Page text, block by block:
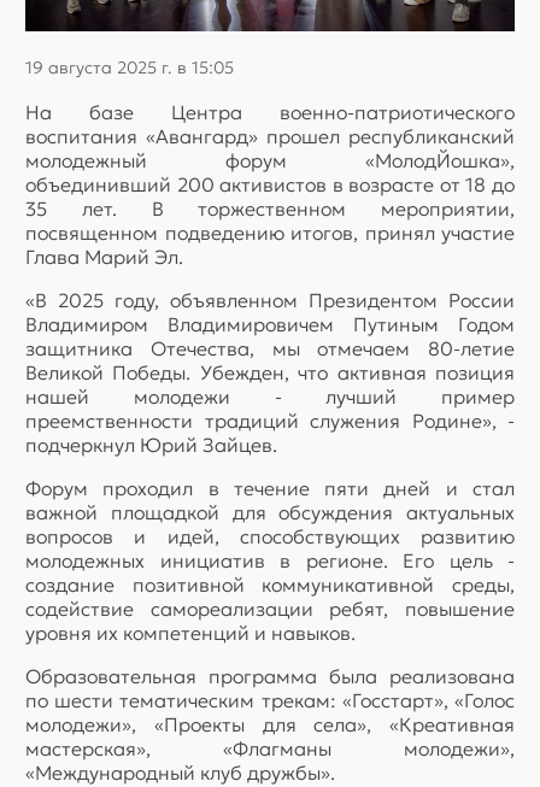
19 августа 2025 г. в 15:05
На базе Центра военно-патриотического
воспитания «Авангард» прошел республиканский
молодежный форум «МолодЙошка»,
объединивший 200 активистов в возрасте от 18 до
35 лет. В торжественном мероприятии,
посвященном подведению итогов, принял участие
Глава Марий Эл.
«В 2025 году, объявленном Президентом России
Владимиром Владимировичем Путиным Годом
защитника Отечества, мы отмечаем 80-летие
Великой Победы. Убежден, что активная позиция
нашей молодежи - лучший пример
преемственности традиций служения Родине», -
подчеркнул Юрий Зайцев.
Форум проходил в течение пяти дней и стал
важной площадкой для обсуждения актуальных
вопросов и идей, способствующих развитию
молодежных инициатив в регионе. Его цель -
создание позитивной коммуникативной среды,
содействие самореализации ребят, повышение
уровня их компетенций и навыков.
Образовательная программа была реализована
по шести тематическим трекам: «Госстарт», «Голос
молодежи», «Проекты для села», «Креативная
мастерская», «Флагманы молодежи»,
«Международный клуб дружбы».